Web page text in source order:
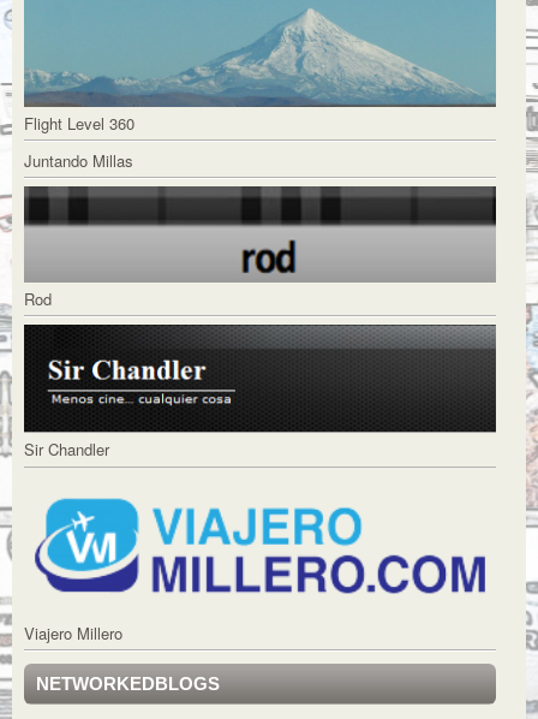
Flight Level 360
Juntando Millas
Rod
Sir Chandler
Viajero Millero
NETWORKEDBLOGS